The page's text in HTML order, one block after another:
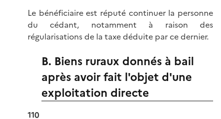
Le bénéficiaire est réputé continuer la personne
du cédant, notamment à raison des
régularisations de la taxe déduite par ce dernier.
B. Biens ruraux donnés à bail
après avoir fait l'objet d'une
exploitation directe
110